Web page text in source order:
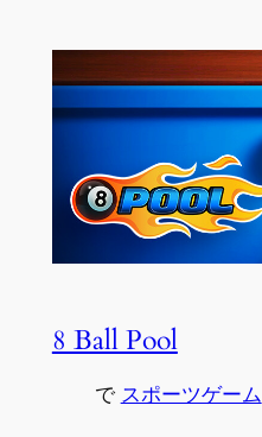
8 Ball Pool
で スポーツゲーム